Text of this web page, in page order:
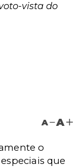
vista do
A A
o
que